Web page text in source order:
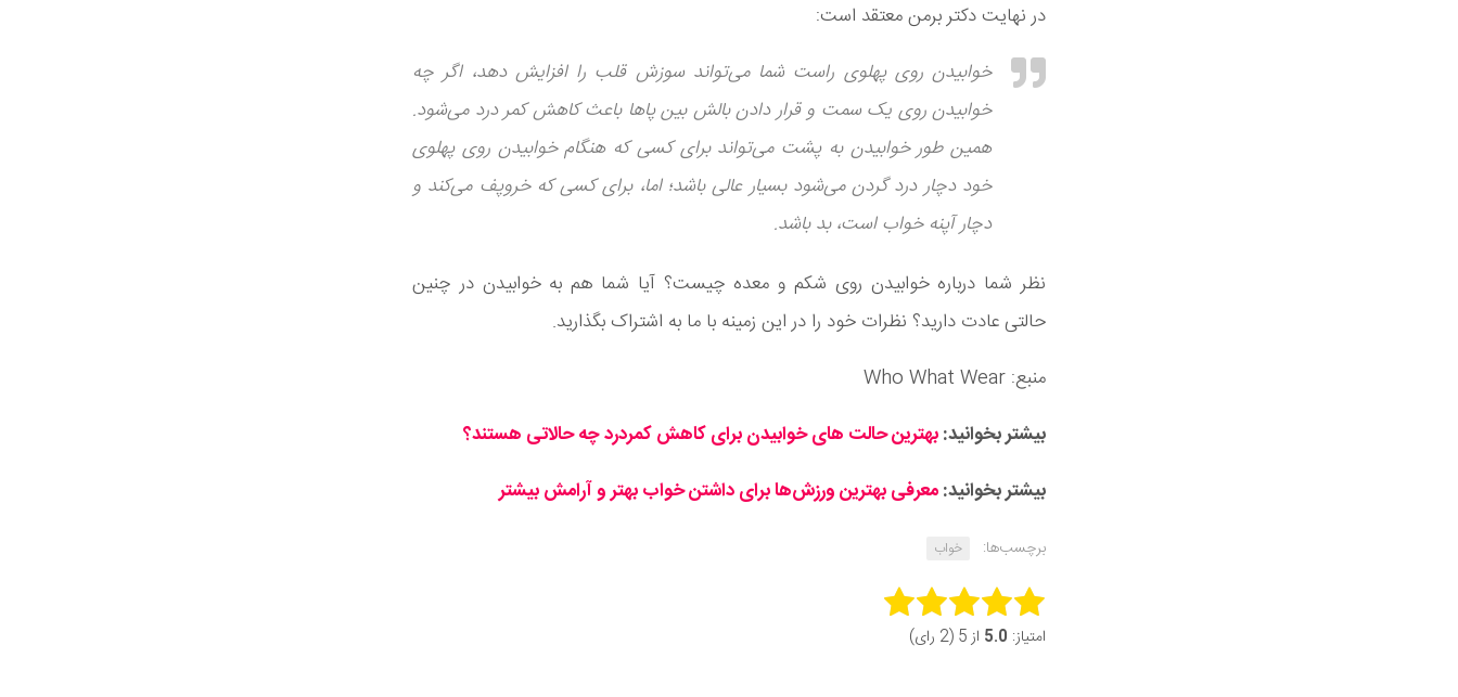
در نهایت دکتر برمن معتقد است:
خوابیدن روی پهلوی راست شما می‌تواند سوزش قلب را افزایش دهد، اگر چه
خوابیدن روی یک سمت و قرار دادن بالش بین پاها باعث کاهش کمر درد می‌شود.
همین طور خوابیدن به پشت می‌تواند برای کسی که هنگام خوابیدن روی پهلوی
خود دچار درد گردن می‌شود بسیار عالی باشد؛ اما، برای کسی که خروپف می‌کند و
دچار آپنه خواب است، بد باشد.
نظر شما درباره خوابیدن روی شکم و معده چیست؟ آیا شما هم به خوابیدن در چنین
حالتی عادت دارید؟ نظرات خود را در این زمینه با ما به اشتراک بگذارید.
منبع: Who What Wear
بیشتر بخوانید:بهترین حالت های خوابیدن برای کاهش کمردرد چه حالاتی هستند؟
بیشتر بخوانید:معرفی بهترین ورزش‌ها برای داشتن خواب بهتر و آرامش بیشتر
برچسب‌ها: خواب
Rate this item:
امتیاز: 5.0 از 5 (2 رای)